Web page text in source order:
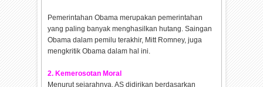
Pemerintahan Obama merupakan pemerintahan
yang paling banyak menghasilkan hutang. Saingan
Obama dalam pemilu terakhir, Mitt Romney, juga
mengkritik Obama dalam hal ini.
2. Kemerosotan Moral
Menurut sejarahnya, AS didirikan berdasarkan